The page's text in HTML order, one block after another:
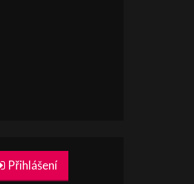
Přihlášení